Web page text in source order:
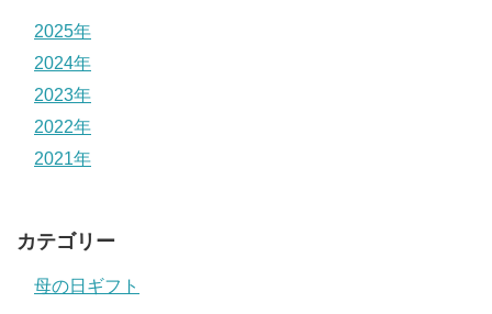
2025年
2024年
2023年
2022年
2021年
カテゴリー
母の日ギフト